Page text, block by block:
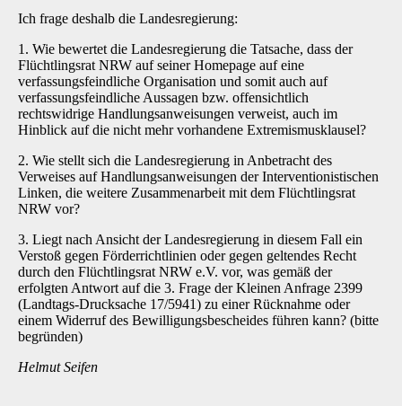
Ich frage deshalb die Landesregierung:
1. Wie bewertet die Landesregierung die Tatsache, dass der
Flüchtlingsrat NRW auf seiner Homepage auf eine
verfassungsfeindliche Organisation und somit auch auf
verfassungsfeindliche Aussagen bzw. offensichtlich
rechtswidrige Handlungsanweisungen verweist, auch im
Hinblick auf die nicht mehr vorhandene Extremismusklausel?
2. Wie stellt sich die Landesregierung in Anbetracht des
Verweises auf Handlungsanweisungen der Interventionistischen
Linken, die weitere Zusammenarbeit mit dem Flüchtlingsrat
NRW vor?
3. Liegt nach Ansicht der Landesregierung in diesem Fall ein
Verstoß gegen Förderrichtlinien oder gegen geltendes Recht
durch den Flüchtlingsrat NRW e.V. vor, was gemäß der
erfolgten Antwort auf die 3. Frage der Kleinen Anfrage 2399
(Landtags-Drucksache 17/5941) zu einer Rücknahme oder
einem Widerruf des Bewilligungsbescheides führen kann? (bitte
begründen)
Helmut Seifen